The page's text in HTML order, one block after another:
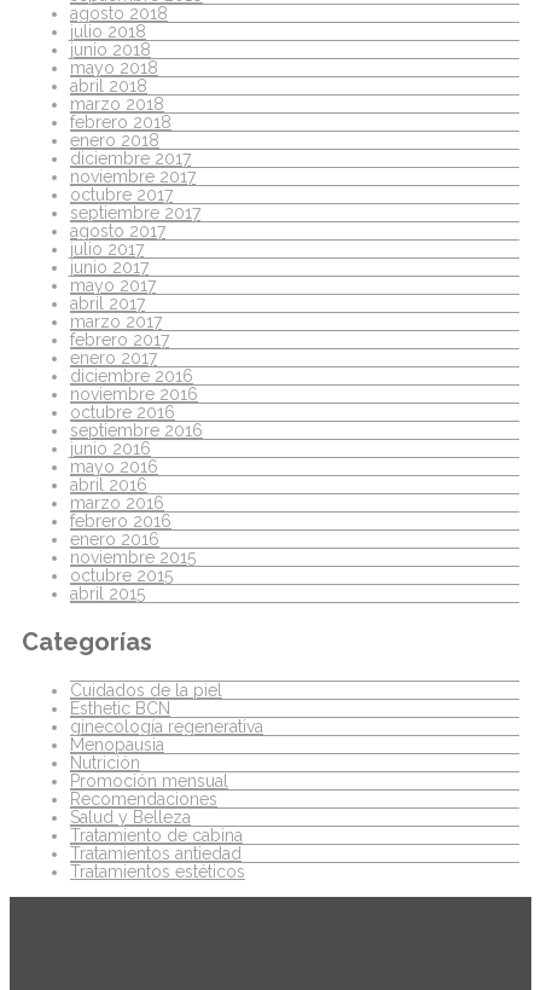
agosto 2018
julio 2018
junio 2018
mayo 2018
abril 2018
marzo 2018
febrero 2018
enero 2018
diciembre 2017
noviembre 2017
octubre 2017
septiembre 2017
agosto 2017
julio 2017
junio 2017
mayo 2017
abril 2017
marzo 2017
febrero 2017
enero 2017
diciembre 2016
noviembre 2016
octubre 2016
septiembre 2016
junio 2016
mayo 2016
abril 2016
marzo 2016
febrero 2016
enero 2016
noviembre 2015
octubre 2015
abril 2015
Categorías
Cuidados de la piel
Esthetic BCN
ginecología regenerativa
Menopausia
Nutrición
Promoción mensual
Recomendaciones
Salud y Belleza
Tratamiento de cabina
Tratamientos antiedad
Tratamientos estéticos